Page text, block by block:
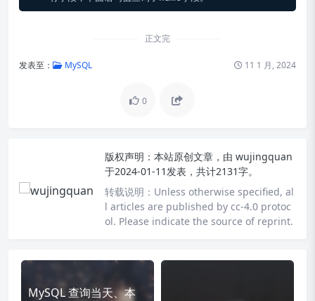
正文完
发表至： MySQL 11 1 月, 2024
0
版权声明： 本站原创文章，由 wujingquan
于2024-01-11发表，共计2131字。
转载说明： Unless otherwise specified, al
l articles are published by cc-4.0 protoc
ol. Please indicate the source of reprint.
MySQL 查询当天、本